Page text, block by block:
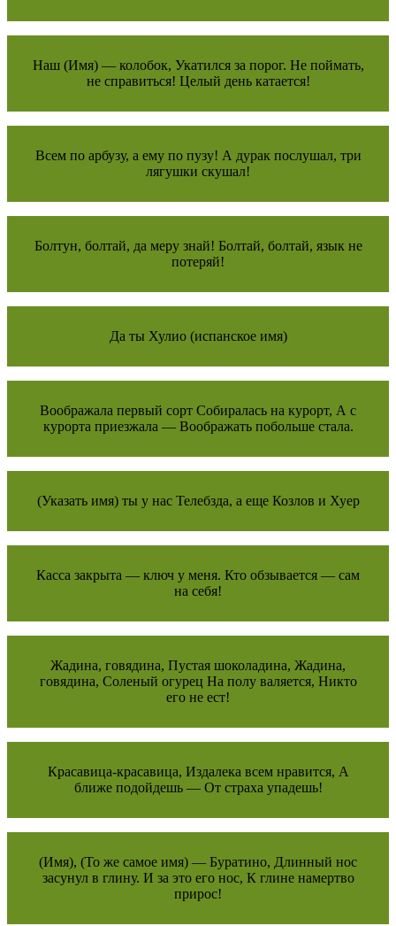
Наш (Имя) — колобок, Укатился за порог. Не поймать,
не справиться! Целый день катается!
Всем по арбузу, а ему по пузу! А дурак послушал, три
лягушки скушал!
Болтун, болтай, да меру знай! Болтай, болтай, язык не
потеряй!
Да ты Хулио (испанское имя)
Воображала первый сорт Собиралась на курорт, А с
курорта приезжала — Воображать побольше стала.
(Указать имя) ты у нас Телебзда, а еще Козлов и Хуер
Касса закрыта — ключ у меня. Кто обзывается — сам
на себя!
Жадина, говядина, Пустая шоколадина, Жадина,
говядина, Соленый огурец На полу валяется, Никто
его не ест!
Красавица-красавица, Издалека всем нравится, А
ближе подойдешь — От страха упадешь!
(Имя), (То же самое имя) — Буратино, Длинный нос
засунул в глину. И за это его нос, К глине намертво
прирос!